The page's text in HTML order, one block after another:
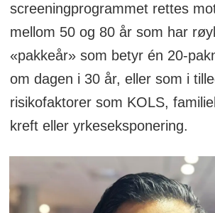
Lungekreftforeningen
screeningprogrammet rettes
mellom 50 og 80 år som har
«pakkeår» som betyr én 20-
om dagen i 30 år, eller som i
risikofaktorer som KOLS,
kreft eller yrkeseksponering.